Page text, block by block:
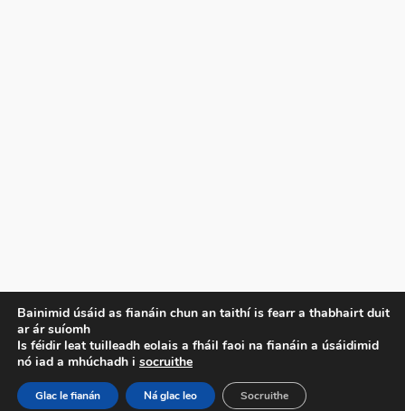
Príobháideachas
Beartas Príobháideachais
Téarmaí agus Coinníollacha
Bainimid úsáid as fianáin chun an taithí is fearr a thabhairt duit
ar ár suíomh
Is féidir leat tuilleadh eolais a fháil faoi na fianáin a úsáidimid
nó iad a mhúchadh i socruithe
Glac le fianán Ná glac leo Socruithe